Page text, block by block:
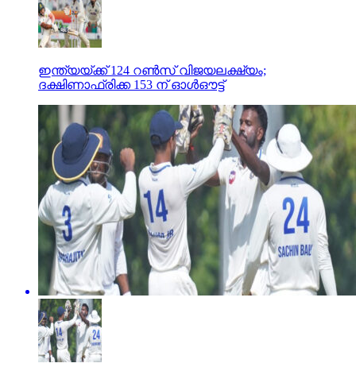
ഇന്ത്യയ്ക്ക് 124 റണ്‍സ് വിജയലക്ഷ്യം;
ദക്ഷിണാഫ്രിക്ക 153 ന് ഓള്‍ഔട്ട്